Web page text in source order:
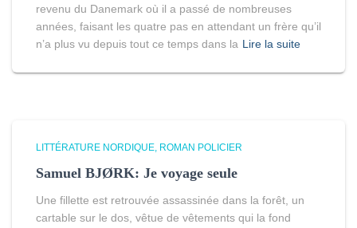
revenu du Danemark où il a passé de nombreuses
années, faisant les quatre pas en attendant un frère qu’il
n’a plus vu depuis tout ce temps dans la Lire la suite
LITTÉRATURE NORDIQUE ROMAN POLICIER
Samuel BJØRK: Je voyage seule
Une fillette est retrouvée assassinée dans la forêt, un
cartable sur le dos, vêtue de vêtements qui la fond